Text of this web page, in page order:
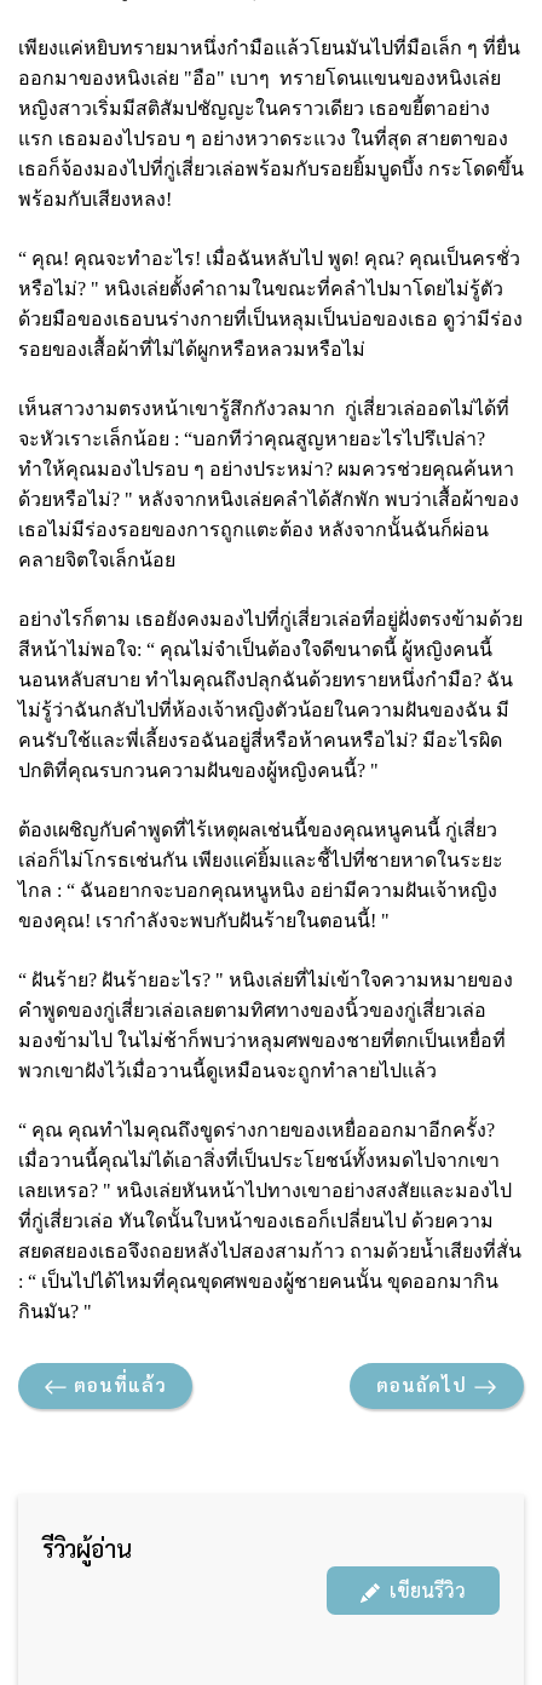
เพียงแค่หยิบทรายมาหนึ่งกำมือแล้วโยนมันไปที่มือเล็ก ๆ ที่ยื่น
ออกมาของหนิงเล่ย "อือ" เบาๆ ทรายโดนแขนของหนิงเล่ย
หญิงสาวเริ่มมีสติสัมปชัญญะในคราวเดียว เธอขยี้ตาอย่าง
แรก เธอมองไปรอบ ๆ อย่างหวาดระแวง ในที่สุด สายตาของ
เธอก็จ้องมองไปที่กู่เสี่ยวเล่อพร้อมกับรอยยิ้มบูดบึ้ง กระโดดขึ้น
พร้อมกับเสียงหลง!
“ คุณ! คุณจะทำอะไร! เมื่อฉันหลับไป พูด! คุณ? คุณเป็นครชั่ว
หรือไม่? " หนิงเล่ยตั้งคำถามในขณะที่คลำไปมาโดยไม่รู้ตัว
ด้วยมือของเธอบนร่างกายที่เป็นหลุมเป็นบ่อของเธอ ดูว่ามีร่อง
รอยของเสื้อผ้าที่ไม่ได้ผูกหรือหลวมหรือไม่
เห็นสาวงามตรงหน้าเขารู้สึกกังวลมาก กู่เสี่ยวเล่ออดไม่ได้ที่
จะหัวเราะเล็กน้อย : “บอกทีว่าคุณสูญหายอะไรไปรึเปล่า?
ทำให้คุณมองไปรอบ ๆ อย่างประหม่า? ผมควรช่วยคุณค้นหา
ด้วยหรือไม่? " หลังจากหนิงเล่ยคลำได้สักพัก พบว่าเสื้อผ้าของ
เธอไม่มีร่องรอยของการถูกแตะต้อง หลังจากนั้นฉันก็ผ่อน
คลายจิตใจเล็กน้อย
อย่างไรก็ตาม เธอยังคงมองไปที่กู่เสี่ยวเล่อที่อยู่ฝั่งตรงข้ามด้วย
สีหน้าไม่พอใจ: “ คุณไม่จำเป็นต้องใจดีขนาดนี้ ผู้หญิงคนนี้
นอนหลับสบาย ทำไมคุณถึงปลุกฉันด้วยทรายหนึ่งกำมือ? ฉัน
ไม่รู้ว่าฉันกลับไปที่ห้องเจ้าหญิงตัวน้อยในความฝันของฉัน มี
คนรับใช้และพี่เลี้ยงรอฉันอยู่สี่หรือห้าคนหรือไม่? มีอะไรผิด
ปกติที่คุณรบกวนความฝันของผู้หญิงคนนี้? "
ต้องเผชิญกับคำพูดที่ไร้เหตุผลเช่นนี้ของคุณหนูคนนี้ กู่เสี่ยว
เล่อก็ไม่โกรธเช่นกัน เพียงแค่ยิ้มและชี้ไปที่ชายหาดในระยะ
ไกล : “ ฉันอยากจะบอกคุณหนูหนิง อย่ามีความฝันเจ้าหญิง
ของคุณ! เรากำลังจะพบกับฝันร้ายในตอนนี้! "
“ ฝันร้าย? ฝันร้ายอะไร? " หนิงเล่ยที่ไม่เข้าใจความหมายของ
คำพูดของกู่เสี่ยวเล่อเลยตามทิศทางของนิ้วของกู่เสี่ยวเล่อ
มองข้ามไป ในไม่ช้าก็พบว่าหลุมศพของชายที่ตกเป็นเหยื่อที่
พวกเขาฝังไว้เมื่อวานนี้ดูเหมือนจะถูกทำลายไปแล้ว
“ คุณ คุณทำไมคุณถึงขูดร่างกายของเหยื่อออกมาอีกครั้ง?
เมื่อวานนี้คุณไม่ได้เอาสิ่งที่เป็นประโยชน์ทั้งหมดไปจากเขา
เลยเหรอ? " หนิงเล่ยหันหน้าไปทางเขาอย่างสงสัยและมองไป
ที่กู่เสี่ยวเล่อ ทันใดนั้นใบหน้าของเธอก็เปลี่ยนไป ด้วยความ
สยดสยองเธอจึงถอยหลังไปสองสามก้าว ถามด้วยน้ำเสียงที่สั่น
: “ เป็นไปได้ไหมที่คุณขุดศพของผู้ชายคนนั้น ขุดออกมากิน
กินมัน? "
ตอนที่แล้ว ตอนถัดไป
รีวิวผู้อ่าน
เขียนรีวิว